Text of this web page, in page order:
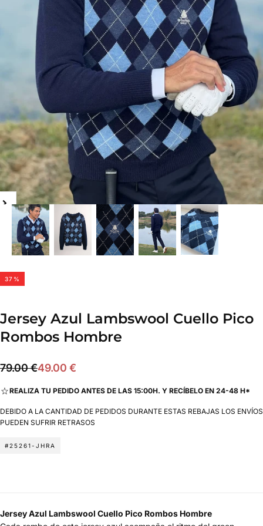
37 %
Jersey Azul Lambswool Cuello Pico
Rombos Hombre
49.00
Precio
79.00 €Precio
49.00 €
REALIZA TU PEDIDO ANTES DE LAS 15:00H. Y RECÍBELO EN 24-48 H*
DEBIDO A LA CANTIDAD DE PEDIDOS DURANTE ESTAS REBAJAS LOS ENVÍOS
PUEDEN SUFRIR RETRASOS
#25261-JHRA
Jersey Azul Lambswool Cuello Pico Rombos Hombre